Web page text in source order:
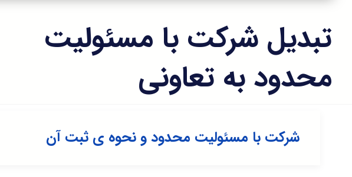
تبدیل شرکت با مسئولیت
محدود به تعاونی
شرکت با مسئولیت محدود و نحوه ی ثبت آن